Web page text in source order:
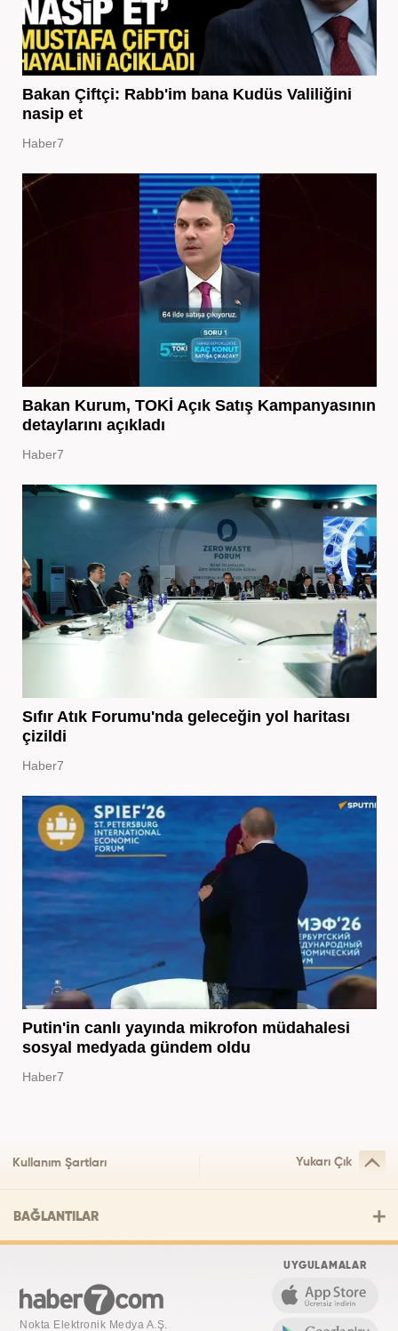
Bakan Çiftçi: Rabb'im bana Kudüs Valiliğini
nasip et
Haber7
Bakan Kurum, TOKİ Açık Satış Kampanyasının
detaylarını açıkladı
Haber7
Sıfır Atık Forumu'nda geleceğin yol haritası
çizildi
Haber7
Putin'in canlı yayında mikrofon müdahalesi
sosyal medyada gündem oldu
Haber7
Kullanım Şartları Yukarı Çık
BAĞLANTILAR
Nokta Elektronik Medya A.Ş.
UYGULAMALAR